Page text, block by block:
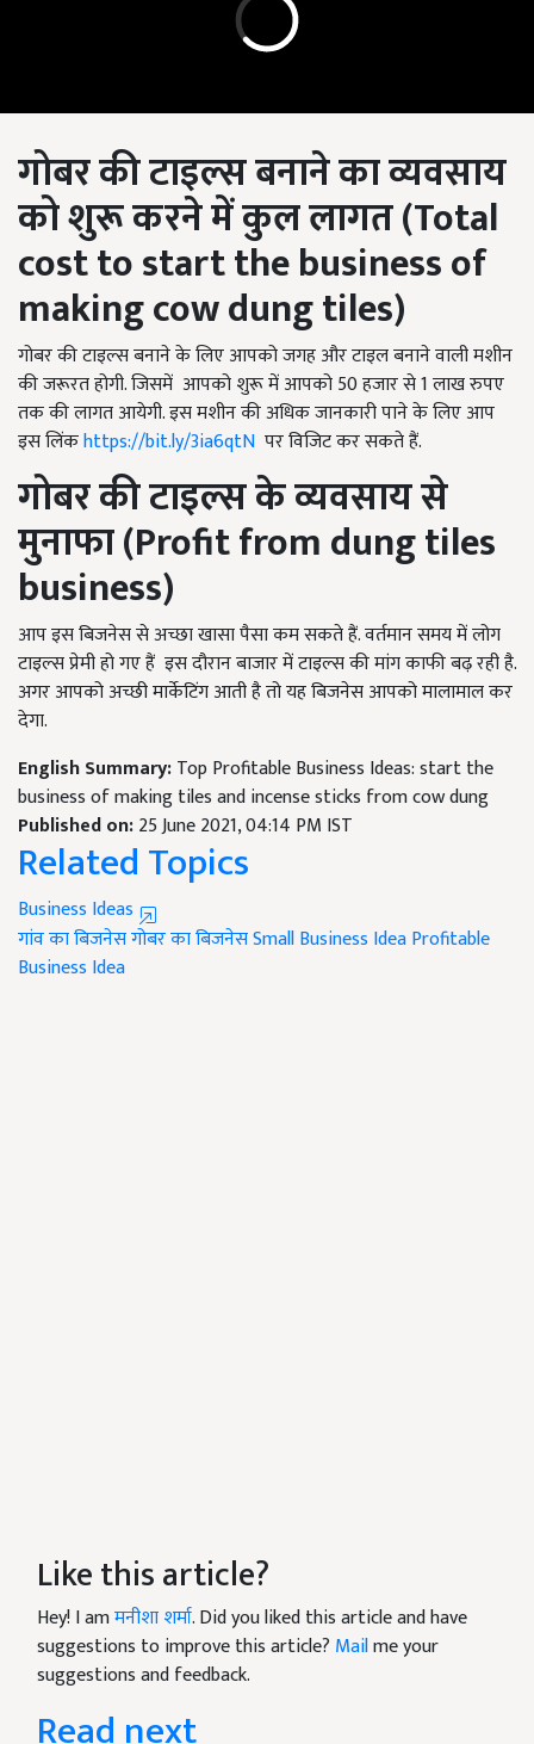
गोबर की टाइल्स बनाने का व्यवसाय
को शुरू करने में कुल लागत (Total
cost to start the business of
making cow dung tiles)
गोबर की टाइल्स बनाने के लिए आपको जगह और टाइल बनाने वाली मशीन
की जरूरत होगी. जिसमें आपको शुरू में आपको 50 हजार से 1 लाख रुपए
तक की लागत आयेगी. इस मशीन की अधिक जानकारी पाने के लिए आप
इस लिंकhttps://bit.ly/3ia6qtN पर विजिट कर सकते हैं.
गोबर की टाइल्स के व्यवसाय से
मुनाफा (Profit from dung tiles
business)
आप इस बिजनेस से अच्छा खासा पैसा कम सकते हैं. वर्तमान समय में लोग
टाइल्स प्रेमी हो गए हैं इस दौरान बाजार में टाइल्स की मांग काफी बढ़ रही है.
अगर आपको अच्छी मार्केटिंग आती है तो यह बिजनेस आपको मालामाल कर
देगा.
English Summary:Top Profitable Business Ideas: start the
business of making tiles and incense sticks from cow dung
Published on:25 June 2021, 04:14 PM IST
Related Topics
Business Ideas
गांव का बिजनेसगोबर का बिजनेसSmall Business IdeaProfitable
Business Idea
Like this article?
Hey! I amमनीशा शर्मा. Did you liked this article and have
suggestions to improve this article? Mailme your
suggestions and feedback.